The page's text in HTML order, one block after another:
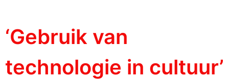
‘Gebruik van
technologie in cultuur’